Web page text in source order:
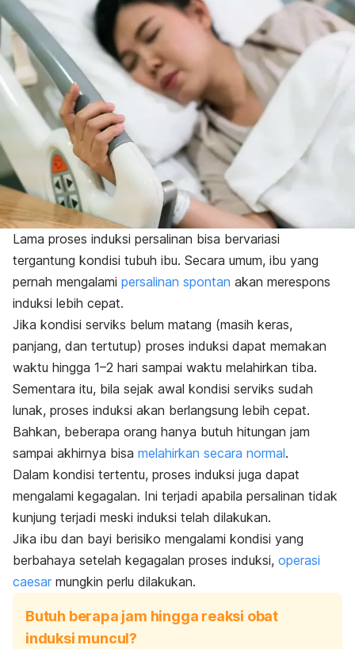
Lama proses induksi persalinan bisa bervariasi
tergantung kondisi tubuh ibu. Secara umum, ibu yang
pernah mengalami persalinan spontan akan merespons
induksi lebih cepat.
Jika kondisi serviks belum matang (masih keras,
panjang, dan tertutup) proses induksi dapat memakan
waktu hingga 1–2 hari sampai waktu melahirkan tiba.
Sementara itu, bila sejak awal kondisi serviks sudah
lunak, proses induksi akan berlangsung lebih cepat.
Bahkan, beberapa orang hanya butuh hitungan jam
sampai akhirnya bisa melahirkan secara normal.
Dalam kondisi tertentu, proses induksi juga dapat
mengalami kegagalan. Ini terjadi apabila persalinan tidak
kunjung terjadi meski induksi telah dilakukan.
Jika ibu dan bayi berisiko mengalami kondisi yang
berbahaya setelah kegagalan proses induksi, operasi
caesar mungkin perlu dilakukan.
Butuh berapa jam hingga reaksi obat
induksi muncul?